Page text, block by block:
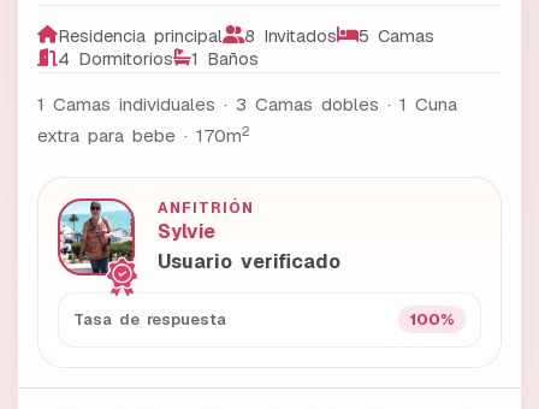
Residencia principal 8 Invitados
5 Camas
4 Dormitorios
1 Baños
1 Camas individuales · 3 Camas dobles · 1 Cuna
extra para bebe · 170m2
ANFITRIÓN
Sylvie
Usuario verificado
Tasa de respuesta 100%